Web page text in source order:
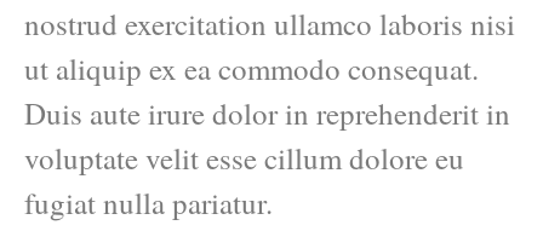
nostrud exercitation ullamco laboris nisi
ut aliquip ex ea commodo consequat.
Duis aute irure dolor in reprehenderit in
voluptate velit esse cillum dolore eu
fugiat nulla pariatur.